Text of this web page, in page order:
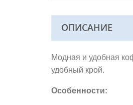
ОПИСАНИЕ
Модная и удобная
удобный крой.
Особенности: